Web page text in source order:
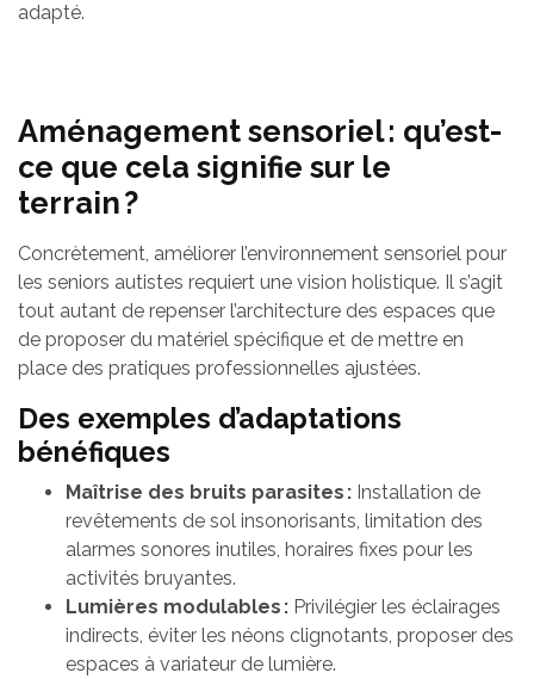
adapté.
Aménagement sensoriel : qu’est-
ce que cela signifie sur le
terrain ?
Concrètement, améliorer l’environnement sensoriel pour
les seniors autistes requiert une vision holistique. Il s’agit
tout autant de repenser l’architecture des espaces que
de proposer du matériel spécifique et de mettre en
place des pratiques professionnelles ajustées.
Des exemples d’adaptations
bénéfiques
Maîtrise des bruits parasites : Installation de
revêtements de sol insonorisants, limitation des
alarmes sonores inutiles, horaires fixes pour les
activités bruyantes.
Lumières modulables : Privilégier les éclairages
indirects, éviter les néons clignotants, proposer des
espaces à variateur de lumière.